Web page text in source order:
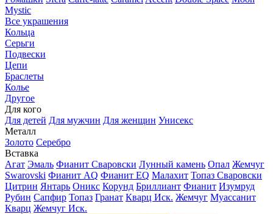
Mystic
Все украшения
Кольца
Серьги
Подвески
Цепи
Браслеты
Колье
Другое
Для кого
Для детей Для мужчин Для женщин Унисекс
Металл
Золото Серебро
Вставка
Агат Эмаль Фианит Сваровски Лунный камень Опал Жемчуг
Swarovski Фианит AQ Фианит EQ Малахит Топаз Сваровски
Цитрин Янтарь Оникс Корунд Бриллиант Фианит Изумруд
Рубин Сапфир Топаз Гранат Кварц Иск. Жемчуг Муассанит
Кварц Жемчуг Иск.